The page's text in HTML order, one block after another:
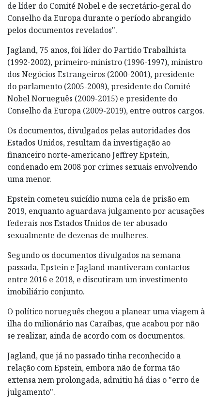
de líder do Comité Nobel e de secretário-geral do
Conselho da Europa durante o período abrangido
pelos documentos revelados".
Jagland, 75 anos, foi líder do Partido Trabalhista
(1992-2002), primeiro-ministro (1996-1997), ministro
dos Negócios Estrangeiros (2000-2001), presidente
do parlamento (2005-2009), presidente do Comité
Nobel Norueguês (2009-2015) e presidente do
Conselho da Europa (2009-2019), entre outros cargos.
Os documentos, divulgados pelas autoridades dos
Estados Unidos, resultam da investigação ao
financeiro norte-americano Jeffrey Epstein,
condenado em 2008 por crimes sexuais envolvendo
uma menor.
Epstein cometeu suicídio numa cela de prisão em
2019, enquanto aguardava julgamento por acusações
federais nos Estados Unidos de ter abusado
sexualmente de dezenas de mulheres.
Segundo os documentos divulgados na semana
passada, Epstein e Jagland mantiveram contactos
entre 2016 e 2018, e discutiram um investimento
imobiliário conjunto.
O político norueguês chegou a planear uma viagem à
ilha do milionário nas Caraíbas, que acabou por não
se realizar, ainda de acordo com os documentos.
Jagland, que já no passado tinha reconhecido a
relação com Epstein, embora não de forma tão
extensa nem prolongada, admitiu há dias o "erro de
julgamento".